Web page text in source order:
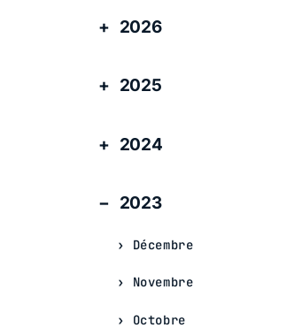
2026
2025
2024
2023
Décembre
Novembre
Octobre